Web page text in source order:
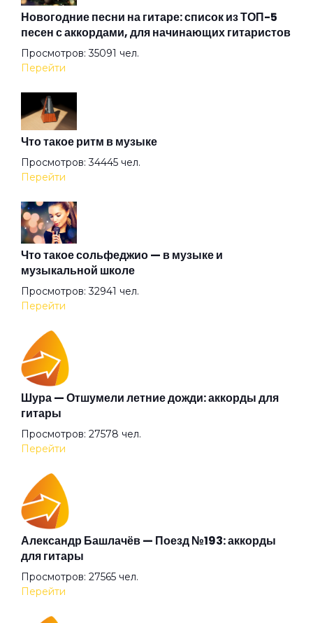
Война
Волк
Волчье лето
Ворона
Время
Встретились на счастье
Выживший
Гагарин
Гарь
Где ты?
Голова-фонарь
Город
Новогодние песни на гитаре: список из ТОП-5
песен с аккордами, для начинающих гитаристов
Просмотров: 35091 чел.
Перейти
Что такое ритм в музыке
Просмотров: 34445 чел.
Перейти
Что такое сольфеджио — в музыке и
музыкальной школе
Просмотров: 32941 чел.
Перейти
Шура — Отшумели летние дожди: аккорды для
гитары
Просмотров: 27578 чел.
Перейти
Александр Башлачёв — Поезд №193: аккорды
для гитары
Просмотров: 27565 чел.
Перейти